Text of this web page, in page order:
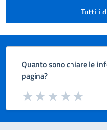
Tutti i
Quanto sono chiare le
pagina?
Valuta da 1 a 5 stelle la pagina
Valuta 5
Valuta 4
Valuta 3 stelle su
Valuta 2 stelle su 5
Valuta 1 stelle su 5